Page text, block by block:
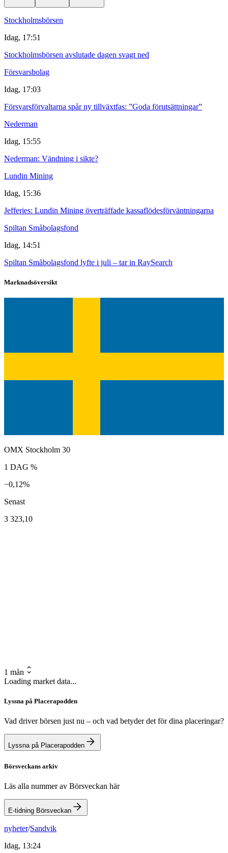
Stockholmsbörsen
Idag, 17:51
Stockholmsbörsen avslutade dagen svagt ned
Försvarsbolag
Idag, 17:03
Försvarsförvaltarna spår ny tillväxtfas: ”Goda förutsättningar”
Nederman
Idag, 15:55
Nederman: Vändning i sikte?
Lundin Mining
Idag, 15:36
Jefferies: Lundin Mining överträffade kassaflödesförväntningarna
Spiltan Småbolagsfond
Idag, 14:51
Spiltan Småbolagsfond lyfte i juli – tar in RaySearch
Marknadsöversikt
OMX Stockholm 30
1 DAG %
−0,12%
Senast
3 323,10
1 mån
Loading market data...
Lyssna på Placerapodden
Vad driver börsen just nu – och vad betyder det för dina placeringar?
Lyssna på Placerapodden
Börsveckans arkiv
Läs alla nummer av Börsveckan här
E-tidning Börsveckan
nyheter/Sandvik
Idag, 13:24